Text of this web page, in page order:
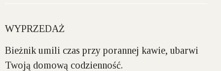
WYPRZEDAŻ
Bieżnik umili czas przy porannej kawie, ubarwi
Twoją domową codzienność.